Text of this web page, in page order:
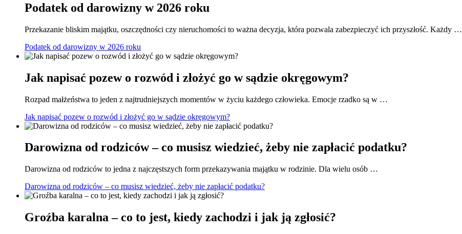
Podatek od darowizny w 2026 roku
Przekazanie bliskim majątku, oszczędności czy nieruchomości to ważna decyzja, która pozwala zabezpieczyć ich przyszłość. Każdy …
Podatek od darowizny w 2026 roku
Jak napisać pozew o rozwód i złożyć go w sądzie okręgowym?
Rozpad małżeństwa to jeden z najtrudniejszych momentów w życiu każdego człowieka. Emocje rzadko są w …
Jak napisać pozew o rozwód i złożyć go w sądzie okręgowym?
Darowizna od rodziców – co musisz wiedzieć, żeby nie zapłacić podatku?
Darowizna od rodziców to jedna z najczęstszych form przekazywania majątku w rodzinie. Dla wielu osób …
Darowizna od rodziców – co musisz wiedzieć, żeby nie zapłacić podatku?
Groźba karalna – co to jest, kiedy zachodzi i jak ją zgłosić?